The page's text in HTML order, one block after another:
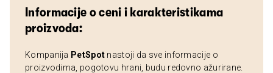
Informacije o ceni i karakteristikama
proizvoda:
Kompanija PetSpot nastoji da sve informacije o
proizvodima, pogotovu hrani, budu redovno ažurirane.